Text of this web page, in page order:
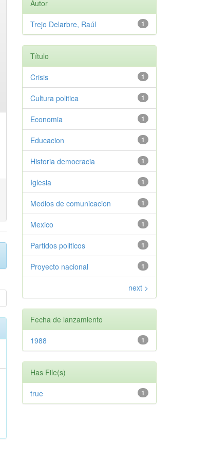
Autor
1
Trejo Delarbre, Raúl
Título
1
Crisis
1
Cultura politica
1
Economia
1
Educacion
1
Historia democracia
1
Iglesia
1
Medios de comunicacion
1
Mexico
1
Partidos politicos
1
Proyecto nacional
next >
Fecha de lanzamiento
1
1988
Has File(s)
1
true